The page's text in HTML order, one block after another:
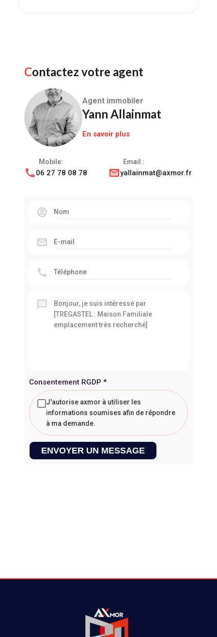
Contactez votre agent
Agent immobiler
Yann Allainmat
En savoir plus
Mobile:
06 27 78 08 78
Email :
yallainmat@axmor.fr
Consentement RGDP *
J'autorise axmor à utiliser les
informations soumises afin de répondre
à ma demande.
ENVOYER UN MESSAGE